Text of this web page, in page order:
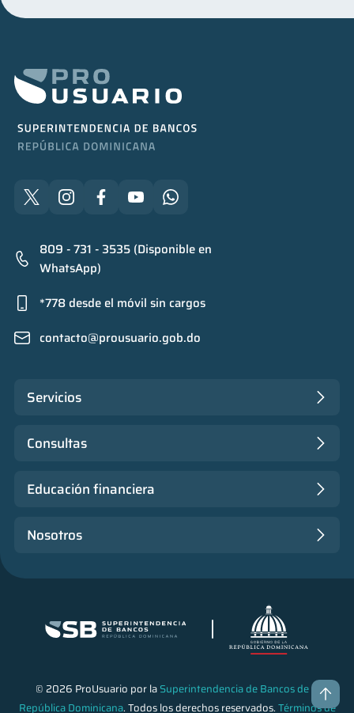
© 2026 ProUsuario por laSuperintendencia de Bancos de la
República Dominicana. Todos los derechos reservados.Términos de
809 - 731 - 3535 (Disponible en
WhatsApp)
*778 desde el móvil sin cargos
contacto@prousuario.gob.do
Servicios
Consultas
Educación financiera
Nosotros